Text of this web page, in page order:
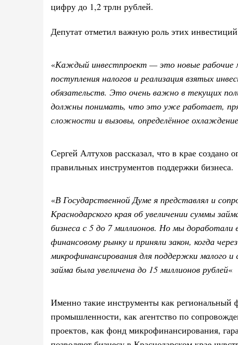
цифру до 1,2 трлн рублей.
Депутат отметил важную роль этих
«Каждый инвестпроект — это новые рабочие
поступления налогов и реализация взятых
обязательств. Это очень важно в текущих
должны понимать, что это уже работает,
сложности и вызовы, определённое
Сергей Алтухов рассказал, что в крае создано
правильных инструментов поддержки бизнеса.
«В Государственной Думе я представлял и
Краснодарского края об увеличении суммы
бизнеса с 5 до 7 миллионов. Но мы
финансовому рынку и приняли закон, когда
микрофинансирования для поддержки малого и
займа была увеличена до 15 миллионов рублей«
Именно такие инструменты как региональный
промышленности, как агентство по
проектов, как фонд микрофинансирования,